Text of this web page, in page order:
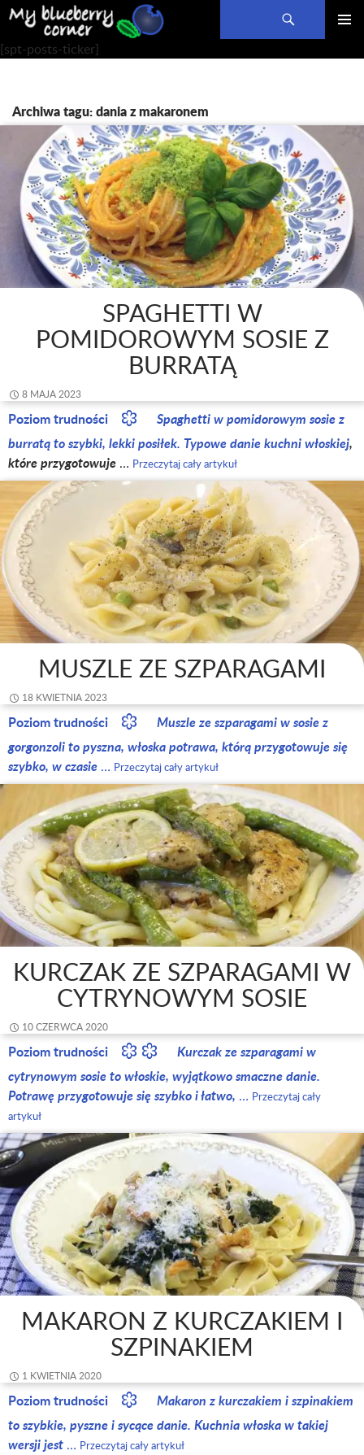
Szukaj
PRZEJDŹ
DO
[spt-posts-ticker]
Archiwa tagu: dania z makaronem
SPAGHETTI W
POMIDOROWYM SOSIE Z
BURRATĄ
8 MAJA 2023
Poziom trudności
Spaghetti w pomidorowym sosie z
burratą to szybki, lekki posiłek. Typowe daniekuchni włoskiej,
które przygotowuje … Przeczytaj cały artykuł
MUSZLE ZE SZPARAGAMI
18 KWIETNIA 2023
Poziom trudności Muszle ze szparagamiw sosie z
gorgonzoli to pyszna, włoska potrawa, którą przygotowuje się
szybko, w czasie … Przeczytaj cały artykuł
KURCZAK ZE SZPARAGAMI W
CYTRYNOWYM SOSIE
10 CZERWCA 2020
Poziom trudności
Kurczak ze szparagami w
cytrynowym sosie to włoskie, wyjątkowo smaczne danie.
Potrawę przygotowuje się szybko i łatwo, … Przeczytaj cały
artykuł
MAKARON Z KURCZAKIEM I
SZPINAKIEM
1 KWIETNIA 2020
Poziom trudności
Makaron z kurczakiem i szpinakiem
to szybkie, pyszne i sycące danie. Kuchnia włoska w takiej
wersji jest … Przeczytaj cały artykuł